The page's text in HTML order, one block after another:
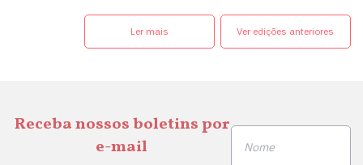
Ler mais Ver edições anteriores
Receba nossos boletins por
e-mail